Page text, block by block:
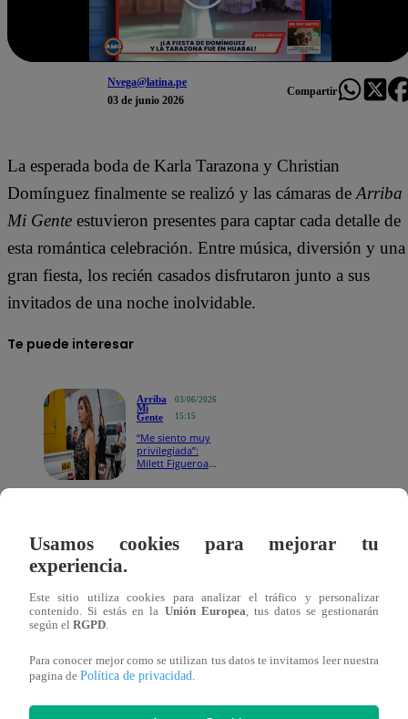
Nvega@latina.pe
03 de junio 2026
Compartir
La esperada boda de Karla Tarazona y Christian
Domínguez finalmente se realizó y las cámaras de Arriba
Mi Gente estuvieron presentes para captar cada detalle de
esta romántica celebración. Entre música, diversión y una
gran fiesta, los recién casados disfrutaron junto a sus
invitados de una noche inolvidable.
Te puede interesar
Arriba
Mi
Gente
03/06/2026
15:15
“Me siento muy
privilegiada”:
Milett Figueroa
su llegada a
orquesta, mientras los asistentes no dejaban de bailar
de lado el glamour de los tacos para ponerse más
cómoda y disfrutar al máximo de la hora loca.
Durante la celebración, Karla y Christian fueron vistos
coordinando constantemente algunos detalles del evento,
Usamos cookies para mejorar tu
experiencia.
Este sitio utiliza cookies para analizar el tráfico y personalizar
contenido. Si estás en la Unión Europea, tus datos se gestionarán
según el RGPD.
Para conocer mejor como se utilizan tus datos te invitamos leer nuestra
pagina de Política de privacidad.